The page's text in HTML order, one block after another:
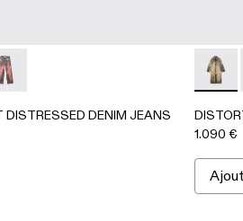
- NOIR-Gris
003
- AU00063-002
DISTRESSED DENIM JEANS -
PRINT DISTRESSED DENIM
PRINT DISTRESSED
DISTRESSED DENIM JEANS
1.090 €